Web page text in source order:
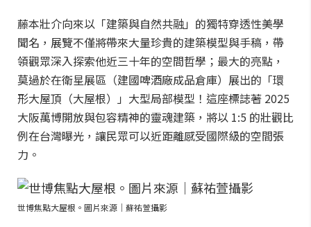
藤本壯介向來以「建築與自然共融」的獨特穿透性美學
聞名，展覽不僅將帶來大量珍貴的建築模型與手稿，帶
領觀眾深入探索他近三十年的空間哲學；最大的亮點，
莫過於在衛星展區（建國啤酒廠成品倉庫）展出的「環
形大屋頂（大屋根）」大型局部模型！這座標誌著 2025
大阪萬博開放與包容精神的靈魂建築，將以 1:5 的壯觀比
例在台灣曝光，讓民眾可以近距離感受國際級的空間張
力。
世博焦點大屋根。圖片來源｜蘇祐萱攝影